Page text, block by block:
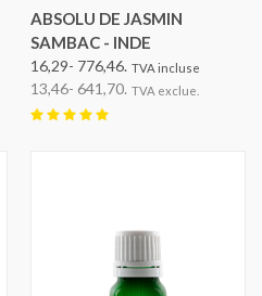
ABSOLU DE JASMIN
SAMBAC - INDE
16,29- 776,46. TVA incluse
13,46- 641,70. TVA exclue.